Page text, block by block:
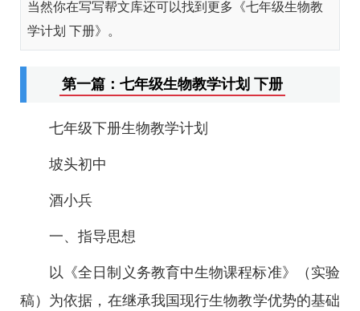
当然你在写写帮文库还可以找到更多《七年级生物教
学计划 下册》。
第一篇：七年级生物教学计划 下册
七年级下册生物教学计划
坡头初中
酒小兵
一、指导思想
以《全日制义务教育中生物课程标准》（实验
稿）为依据，在继承我国现行生物教学优势的基础